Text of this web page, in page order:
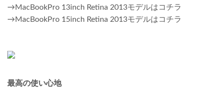
→MacBookPro 13inch Retina 2013モデルはコチラ
→MacBookPro 15inch Retina 2013モデルはコチラ
最高の使い心地